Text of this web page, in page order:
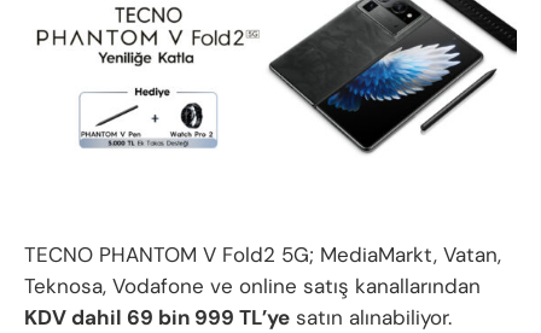
TECNO PHANTOM V Fold2 5G; MediaMarkt, Vatan,
Teknosa, Vodafone ve online satış kanallarından
KDV dahil 69 bin 999 TL’ye satın alınabiliyor.